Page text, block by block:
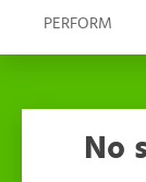
PERFORM
No